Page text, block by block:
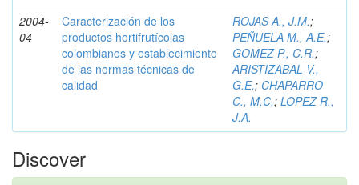
2004-
04
Caracterización de los
productos hortifrutícolas
colombianos y establecimiento
de las normas técnicas de
calidad
ROJAS A., J.M.;
PEÑUELA M., A.E.;
GOMEZ P., C.R.;
ARISTIZABAL V.,
G.E.; CHAPARRO
C., M.C.; LOPEZ R.,
J.A.
Discover